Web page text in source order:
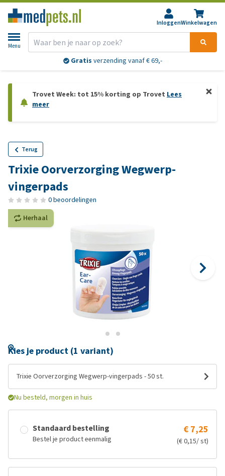
InloggenWinkelwagen
Menu
Gratis verzending vanaf € 69,-
Trovet Week: tot 15% korting op Trovet Lees
meer
Terug
Trixie Oorverzorging Wegwerp-
vingerpads
0 beoordelingen
Herhaal
Kies je product (1 variant)
Trixie Oorverzorging Wegwerp-vingerpads - 50 st.
Nu besteld, morgen in huis
Standaard bestelling
Bestel je product eenmalig
€ 7,25
(€ 0,15/ st)